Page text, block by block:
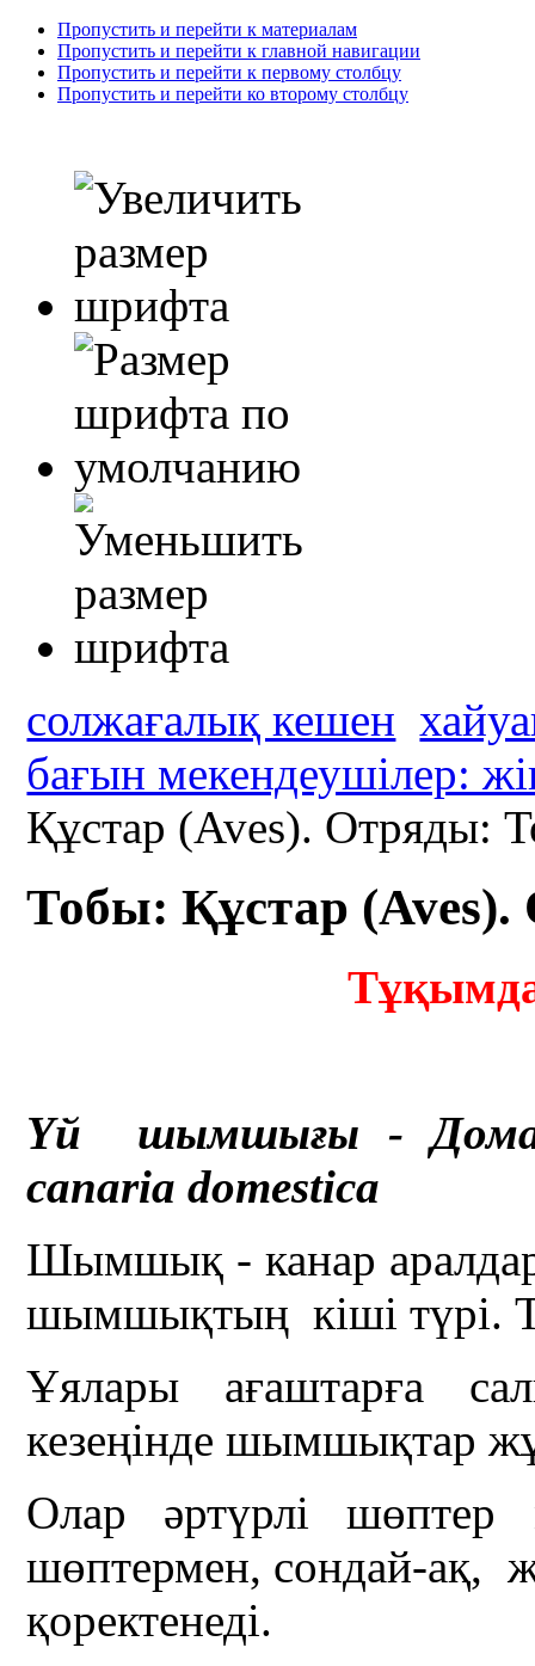
Пропустить и перейти к материалам
Пропустить и перейти к главной навигации
Пропустить и перейти к первому столбцу
Пропустить и перейти ко второму столбцу
солжағалық кешен
бағын мекендеушілер:
Құстар (Aves). Отряды:
Тобы: Құстар (Aves).
Үй шымшығы -
canaria domestica
Шымшық - канар
шымшықтың кіші түрі.
Ұялары ағаштарға
кезеңінде шымшықтар
Олар әртүрлі шөптер
шөптермен, сондай-ақ,
қоректенеді.